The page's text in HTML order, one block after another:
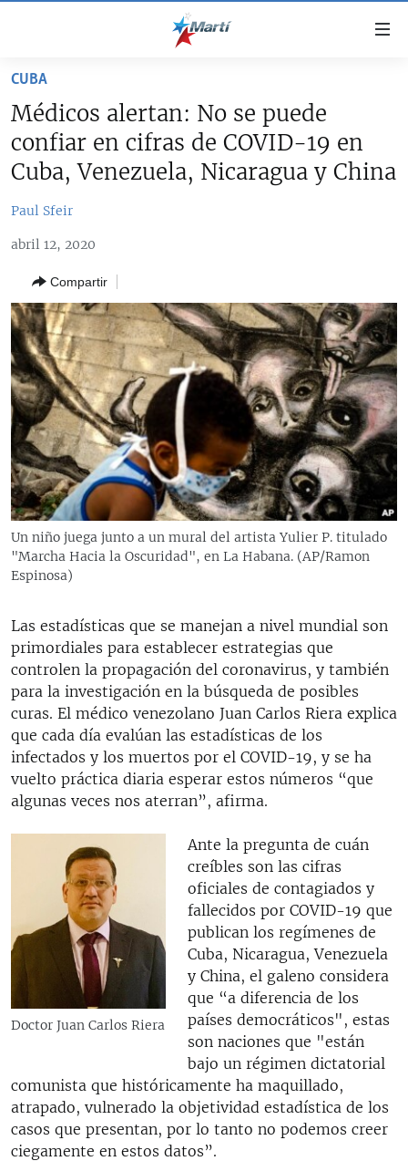
accesibilidad
al
contenido
principal
navegación
principal
búsqueda
CUBA
SOBRE CUBA
ESTADOS UNIDOS
DEPORTES
ARTE Y ENTRETENIMIENTO
OPINIÓN GRÁFICA
AUDIOVISUALES MARTÍ
RADIO MARTÍ
ESPECIALES
ESPECIALES
LA REALIDAD DE LA VIVIENDA EN CUBA
SER VIEJO EN CUBA
LOS SANTOS DE HIALEAH
DESINFORMACIÓN RUSA EN AMÉRICA LATINA
LA INVASIÓN DE RUSIA A UCRANIA
MULTIMEDIA
EDITORIALES
SÍGUENOS
CUBA
Médicos alertan: No se puede
confiar en cifras de COVID-19 en
Cuba, Venezuela, Nicaragua y China
Paul Sfeir
abril 12, 2020
Compartir
Un niño juega junto a un mural del artista Yulier P. titulado
"Marcha Hacia la Oscuridad", en La Habana. (AP/Ramon
Espinosa)
Las estadísticas que se manejan a nivel mundial son
primordiales para establecer estrategias que
controlen la propagación del coronavirus, y también
para la investigación en la búsqueda de posibles
curas. El médico venezolano Juan Carlos Riera explica
que cada día evalúan las estadísticas de los
infectados y los muertos por el COVID-19, y se ha
vuelto práctica diaria esperar estos números “que
algunas veces nos aterran”, afirma.
Doctor Juan Carlos Riera
Ante la pregunta de cuán
creíbles son las cifras
oficiales de contagiados y
fallecidos por COVID-19 que
publican los regímenes de
Cuba, Nicaragua, Venezuela
y China, el galeno considera
que “a diferencia de los
países democráticos", estas
son naciones que "están
bajo un régimen dictatorial
comunista que históricamente ha maquillado,
atrapado, vulnerado la objetividad estadística de los
casos que presentan, por lo tanto no podemos creer
ciegamente en estos datos”.